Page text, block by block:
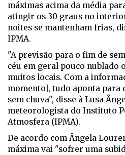
máximas acima da média
atingir os 30 graus no
noites se mantenham frias,
IPMA.
"A previsão para o fim de
céu em geral pouco nublado
muitos locais. Com a
momento], tudo aponta para
sem chuva", disse à Lusa
meteorologista do Instituto
Atmosfera (IPMA).
De acordo com Ângela
máxima vai "sofrer uma